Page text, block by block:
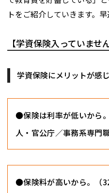
トをご紹介していきます。
【学資保険入っていませ
学資保険にメリットが感
●保険は利率が低いから
人・官公庁／事務系専門職
●保険料が高いから。（